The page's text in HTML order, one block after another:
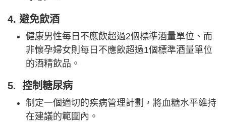
4. 避免飲酒
健康男性每日不應飲超過2個標準酒量單位、而
非懷孕婦女則每日不應飲超過1個標準酒量單位
的酒精飲品。
5. 控制糖尿病
制定一個適切的疾病管理計劃，將血糖水平維持
在建議的範圍內。